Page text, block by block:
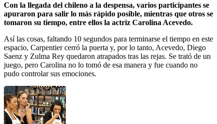
Con la llegada del chileno a la despensa, varios participantes se
apuraron para salir lo más rápido posible, mientras que otros se
tomaron su tiempo, entre ellos la actriz Carolina Acevedo.
Así las cosas, faltando 10 segundos para terminarse el tiempo en este
espacio, Carpentier cerró la puerta y, por lo tanto, Acevedo, Diego
Saenz y Zulma Rey quedaron atrapados tras las rejas. Se trató de un
juego, pero Carolina no lo tomó de esa manera y fue cuando no
pudo controlar sus emociones.